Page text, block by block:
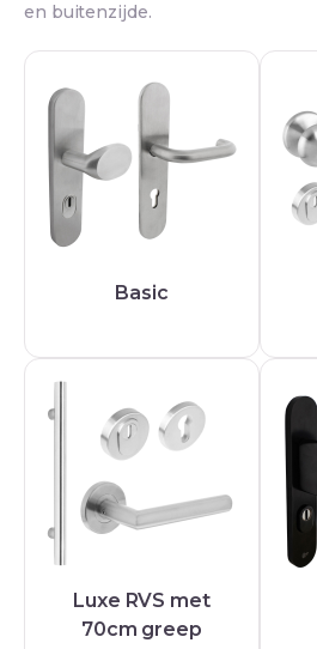
en buitenzijde.
Basic
Luxe RVS met
70cm greep